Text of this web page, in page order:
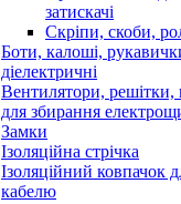
затискачі
Скріпи, скоби,
Боти, калоші,
діелектричні
Вентилятори, решітки,
для збирання
Замки
Ізоляційна стрічка
Ізоляційний ковпачок
кабелю